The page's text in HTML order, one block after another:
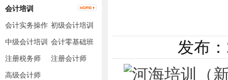
会计培训
会计实务操作
（出纳+手工
账+电脑账）
初级会计培训
中级会计培训 会计零基础班
注册税务师 注册会计师
高级会计师
发布：